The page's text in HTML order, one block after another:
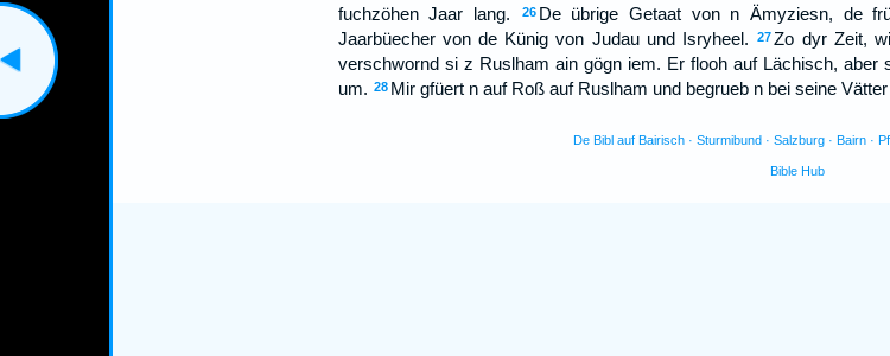
fuchzöhen Jaar lang.
26 De übrige Getaat von n Ämyziesn, de
Jaarbüecher von de Künig von Judau und Isryheel.
27Zo dyr Zeit,
verschwornd si z Ruslham ain gögn iem. Er flooh auf Lächisch, aber
um. 28 Mir gfüert n auf Roß auf Ruslham und begrueb n bei seine
De Bibl auf Bairisch · Sturmibund · Salzburg · Bairn ·
Bible Hub